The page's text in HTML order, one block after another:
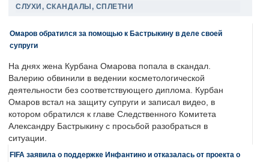
СЛУХИ, СКАНДАЛЫ, СПЛЕТНИ
Омаров обратился за помощью к Бастрыкину в деле своей
супруги
На днях жена Курбана Омарова попала в скандал.
Валерию обвинили в ведении косметологической
деятельности без соответствующего диплома. Курбан
Омаров встал на защиту супруги и записал видео, в
котором обратился к главе Следственного Комитета
Александру Бастрыкину с просьбой разобраться в
ситуации.
FIFA заявила о поддержке Инфантино и отказалась от проекта о